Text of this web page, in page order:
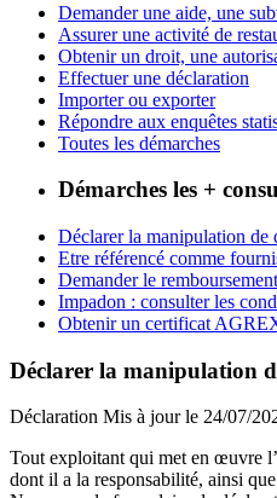
Demander une aide, une
Assurer une activité de
Obtenir un droit, une
Effectuer une déclaration
Importer ou exporter
Répondre aux enquêtes
Toutes les démarches
Démarches les +
Déclarer la manipulation de
Etre référencé comme
Demander le
Impadon : consulter les
Obtenir un certificat
Déclarer la manipulation
Déclaration Mis à jour le 24/07/
Tout exploitant qui met en œuvre
dont il a la responsabilité, ainsi